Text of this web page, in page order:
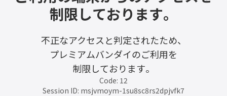
制限しております。
不正なアクセスと判定されたため、
プレミアムバンダイのご利用を
制限しております。
Code: 12
Session ID: msjvmoym-1su8sc8rs2dpjvfk7